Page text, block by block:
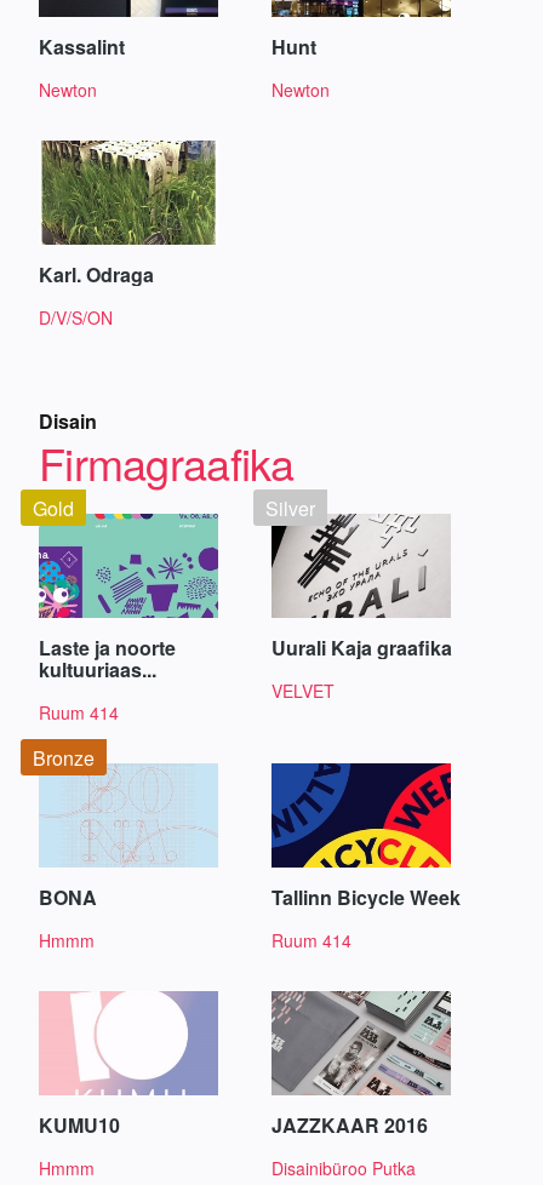
Kassalint
Newton
Hunt
Newton
Karl. Odraga
D/V/S/ON
Disain
Firmagraafika
Laste ja noorte
kultuuriaas...
Ruum 414
Gold
Uurali Kaja graafika
VELVET
Silver
BONA
Hmmm
Bronze
Tallinn Bicycle Week
Ruum 414
KUMU10
Hmmm
JAZZKAAR 2016
Disainibüroo Putka